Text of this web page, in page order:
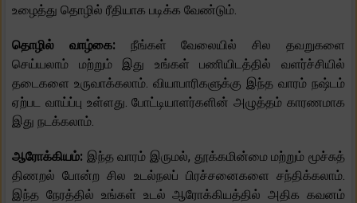
உழைத்து தொழில் ரீதியாக படிக்க வேண்டும்.
தொழில் வாழ்கை: நீங்கள் வேலையில் சில தவறுகளை
செய்யலாம் மற்றும் இது உங்கள் பணியிடத்தில் வளர்ச்சியில்
தடைகளை உருவாக்கலாம். வியாபாரிகளுக்கு இந்த வாரம் நஷ்டம்
ஏற்பட வாய்ப்பு உள்ளது. போட்டியாளர்களின் அழுத்தம் காரணமாக
இது நடக்கலாம்.
ஆரோக்கியம்: இந்த வாரம் இருமல், தூக்கமின்மை மற்றும் மூச்சுத்
திணறல் போன்ற சில உடல்நலப் பிரச்சனைகளை சந்திக்கலாம்.
இந்த நேரத்தில் உங்கள் உடல் ஆரோக்கியத்தில் அதிக கவனம்